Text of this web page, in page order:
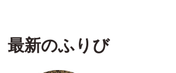
最新のふりび